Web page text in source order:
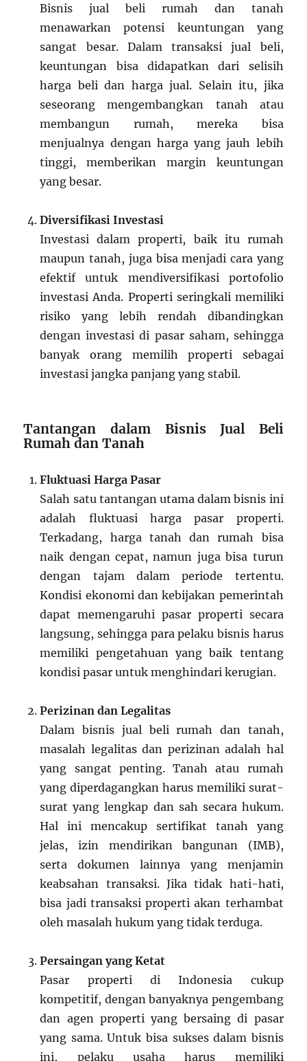
Bisnis jual beli rumah dan tanah
menawarkan potensi keuntungan yang
sangat besar. Dalam transaksi jual beli,
keuntungan bisa didapatkan dari selisih
harga beli dan harga jual. Selain itu, jika
seseorang mengembangkan tanah atau
membangun rumah, mereka bisa
menjualnya dengan harga yang jauh lebih
tinggi, memberikan margin keuntungan
yang besar.
Diversifikasi Investasi
Investasi dalam properti, baik itu rumah
maupun tanah, juga bisa menjadi cara yang
efektif untuk mendiversifikasi portofolio
investasi Anda. Properti seringkali memiliki
risiko yang lebih rendah dibandingkan
dengan investasi di pasar saham, sehingga
banyak orang memilih properti sebagai
investasi jangka panjang yang stabil.
Tantangan dalam Bisnis Jual Beli
Rumah dan Tanah
Fluktuasi Harga Pasar
Salah satu tantangan utama dalam bisnis ini
adalah fluktuasi harga pasar properti.
Terkadang, harga tanah dan rumah bisa
naik dengan cepat, namun juga bisa turun
dengan tajam dalam periode tertentu.
Kondisi ekonomi dan kebijakan pemerintah
dapat memengaruhi pasar properti secara
langsung, sehingga para pelaku bisnis harus
memiliki pengetahuan yang baik tentang
kondisi pasar untuk menghindari kerugian.
Perizinan dan Legalitas
Dalam bisnis jual beli rumah dan tanah,
masalah legalitas dan perizinan adalah hal
yang sangat penting. Tanah atau rumah
yang diperdagangkan harus memiliki surat-
surat yang lengkap dan sah secara hukum.
Hal ini mencakup sertifikat tanah yang
jelas, izin mendirikan bangunan (IMB),
serta dokumen lainnya yang menjamin
keabsahan transaksi. Jika tidak hati-hati,
bisa jadi transaksi properti akan terhambat
oleh masalah hukum yang tidak terduga.
Persaingan yang Ketat
Pasar properti di Indonesia cukup
kompetitif, dengan banyaknya pengembang
dan agen properti yang bersaing di pasar
yang sama. Untuk bisa sukses dalam bisnis
ini, pelaku usaha harus memiliki